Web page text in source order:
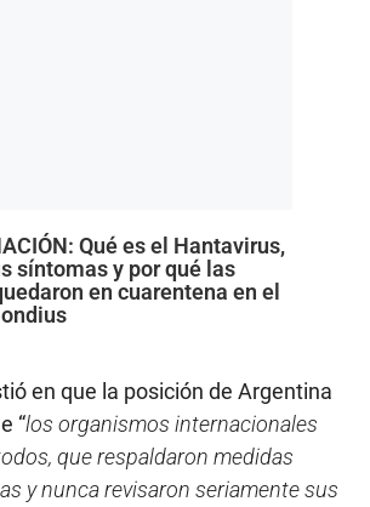
Qué es el Hantavirus,
síntomas y por qué las
en cuarentena en el
en que la posición de Argentina
“los organismos internacionales
que respaldaron medidas
y nunca revisaron seriamente sus